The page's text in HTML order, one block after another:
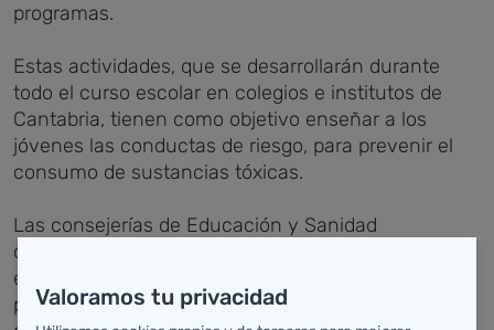
programas.
Estas actividades, que se desarrollarán durante
todo el curso escolar en colegios e institutos de
Cantabria, tienen como objetivo enseñar a los
jóvenes las conductas de riesgo, para prevenir el
consumo de sustancias tóxicas.
Las consejerías de Educación y Sanidad
consideran fundamental transmitir a los alumnos
estas pautas de comportamiento, por lo que está
previsto desarrollar cursos de preparación a través
Valoramos tu privacidad